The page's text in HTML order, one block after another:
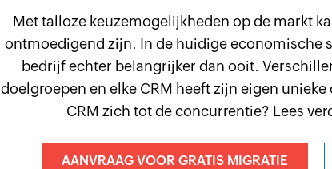
Met talloze keuzemogelijkheden op de markt
ontmoedigend zijn. In de huidige economische
bedrijf echter belangrijker dan ooit.
doelgroepen en elke CRM heeft zijn eigen
CRM zich tot de concurrentie? Lees
AANVRAAG VOOR GRATIS MIGRATIE